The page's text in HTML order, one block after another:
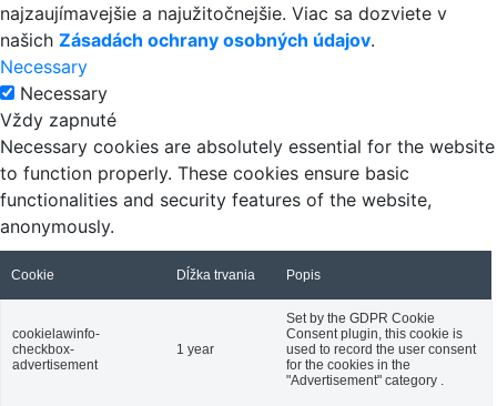
najzaujímavejšie a najužitočnejšie. Viac sa dozviete v
našich Zásadách ochrany osobných údajov.
Necessary
Necessary
Vždy zapnuté
Necessary cookies are absolutely essential for the website
to function properly. These cookies ensure basic
functionalities and security features of the website,
anonymously.
Cookie Dĺžka trvania Popis
cookielawinfo-
checkbox-
advertisement
1 year
Set by the GDPR Cookie
Consent plugin, this cookie is
used to record the user consent
for the cookies in the
"Advertisement" category .